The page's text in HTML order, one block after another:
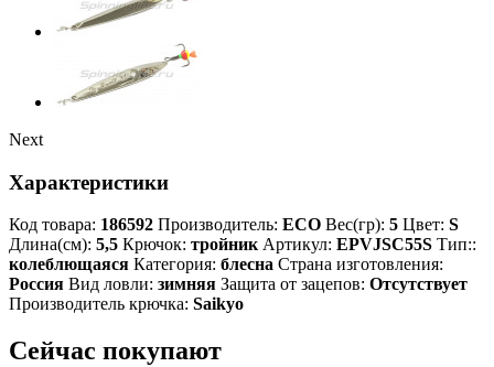
Next
Характеристики
Код товара: 186592 Производитель: ECO Вес(гр): 5 Цвет: S
Длина(см): 5,5 Крючок: тройник Артикул: EPVJSC55S Тип::
колеблющаяся Категория: блесна Страна изготовления:
Россия Вид ловли: зимняя Защита от зацепов: Отсутствует
Производитель крючка: Saikyo
Сейчас покупают